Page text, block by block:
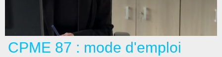
CPME 87 : mode d'emploi